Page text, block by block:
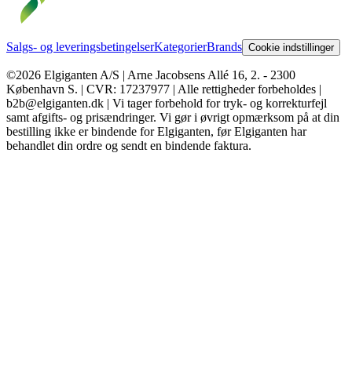
Salgs- og leveringsbetingelserKategorierBrands Cookie indstillinger
©2026 Elgiganten A/S | Arne Jacobsens Allé 16, 2. - 2300
København S. | CVR: 17237977 | Alle rettigheder forbeholdes |
b2b@elgiganten.dk | Vi tager forbehold for tryk- og korrekturfejl
samt afgifts- og prisændringer. Vi gør i øvrigt opmærksom på at din
bestilling ikke er bindende for Elgiganten, før Elgiganten har
behandlet din ordre og sendt en bindende faktura.